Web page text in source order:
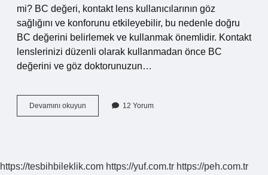
mi? BC değeri, kontakt lens kullanıcılarının göz
sağlığını ve konforunu etkileyebilir, bu nedenle doğru
BC değerini belirlemek ve kullanmak önemlidir. Kontakt
lenslerinizi düzenli olarak kullanmadan önce BC
değerini ve göz doktorunuzun…
Devamını okuyun
Reçetesinde
12 Yorum
https://tesbihbileklik.com https://yuf.com.tr https://peh.com.tr